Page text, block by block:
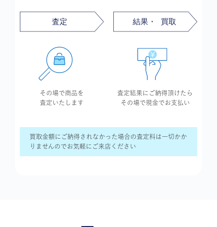
その場で商品を
査定いたします
査定結果に ご納得頂けたら
その場で現金で お支払い
買取金額にご納得されなかった場合の査定料は一切かか
りませんのでお気軽にご来店ください